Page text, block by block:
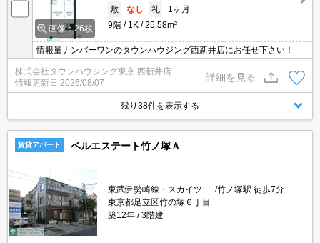
画像：26枚
敷
なし 礼
1ヶ月
9階
1K 25.58m²
情報量ナンバーワンのタウンハウジング西新井店にお任せ下さい！
株式会社タウンハウジング東京 西新井店
情報更新日 2026/08/07
詳細を見る
残り38件を表示する
賃貸アパート ベルエステート竹ノ塚Ａ
東武伊勢崎線・スカイツ･･･/竹ノ塚駅 徒歩7分
東京都足立区竹の塚６丁目
築12年
3階建